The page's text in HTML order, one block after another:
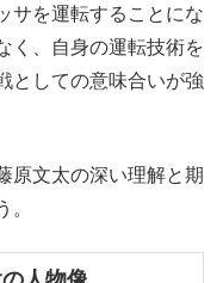
サを運転することにな
く、自身の運転技術を
としての意味合いが強
原文太の深い理解と期
。